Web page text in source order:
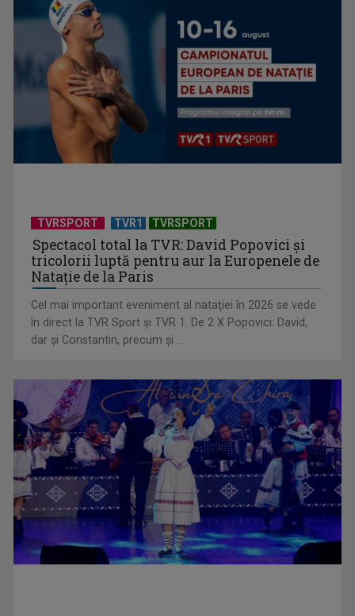
Tenis internațional la Târgu Mureș! TVR Sport transmite
finalele AXERIA Open ...
TVR Sport transmite în direct semifinalele și finalele
Campionatelor ...
TVRSPORT TVR1 TVRSPORT
Spectacol total la TVR: David Popovici și
tricolorii luptă pentru aur la Europenele de
Natație de la Paris
Cel mai important eveniment al nataţiei în 2026 se vede
în direct la TVR Sport şi TVR 1. De 2 X Popovici: David,
dar şi Constantin, precum şi ...